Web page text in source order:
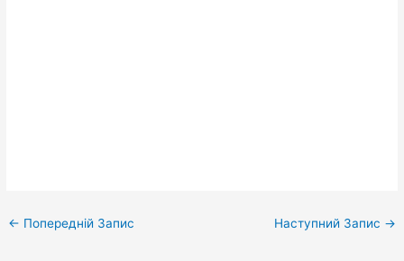
← Попередній Запис Наступний Запис →